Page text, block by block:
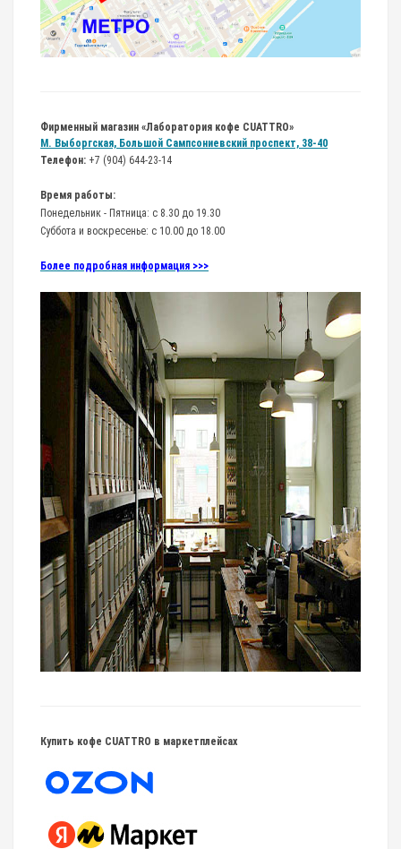
Фирменный магазин «Лаборатория кофе CUATTRO»
М. Выборгская, Большой Сампсониевский проспект, 38-40
Телефон: +7 (904) 644-23-14
Время работы:
Понедельник - Пятница: с 8.30 до 19.30
Суббота и воскресенье: с 10.00 до 18.00
Более подробная информация >>>
Купить кофе CUATTRO в маркетплейсах